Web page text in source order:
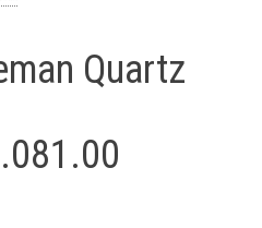
Quartz